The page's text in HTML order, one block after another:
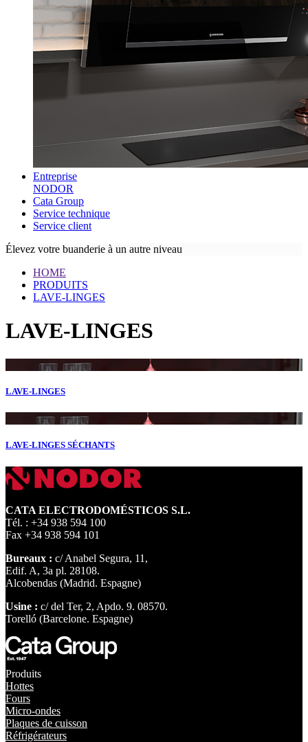
Entreprise
NODOR
Cata Group
Service technique
Service client
Élevez votre buanderie à un autre niveau
HOME
PRODUITS
LAVE-LINGES
LAVE-LINGES
LAVE-LINGES
LAVE-LINGES SÉCHANTS
CATA ELECTRODOMÉSTICOS S.L.
Tél. : +34 938 594 100
Fax +34 938 594 101
Bureaux : c/ Anabel Segura, 11,
Edif. A, 3a pl. 28108.
Alcobendas (Madrid. Espagne)
Usine : c/ del Ter, 2, Apdo. 9. 08570.
Torelló (Barcelone. Espagne)
Produits
Hottes
Fours
Micro-ondes
Plaques de cuisson
Réfrigérateurs